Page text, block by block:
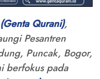
Qurani),
Pesantren
Puncak, Bogor,
berfokus pada